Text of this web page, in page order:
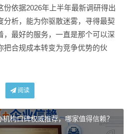
份依据2026年上半年最新调研得出
分析，能为你驱散迷雾，寻得最契
，最好的服务，一直是那个可以深
把合规成本转变为竞争优势的伙
阅读
构口碑权威推荐，哪家值得信赖？